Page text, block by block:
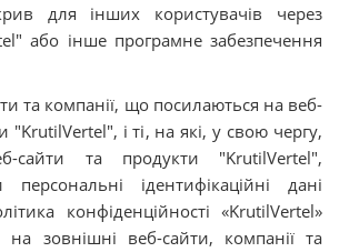
для інших користувачів через
або інше програмне забезпечення
та компанії, що посилаються на веб-
"KrutilVertel", і ті, на які, у свою чергу,
сайти та продукти "KrutilVertel",
ідентифікаційні дані
конфіденційності «KrutilVertel»
зовнішні веб-сайти, компанії та